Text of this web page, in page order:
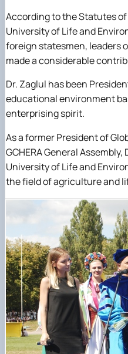
AccordingtotheStatutes of
University of Life and
foreign statesmen, leaders
made a considerable
Dr. Zaglul has been
educational environment
enterprising spirit.
As a former President of
GCHERA General
University of Life and
the field of agriculture and